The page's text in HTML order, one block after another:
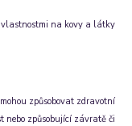
na kovy a látky
způsobovat zdravotní
nebo způsobující závratě či